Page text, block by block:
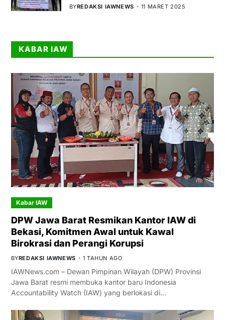
BYREDAKSI IAWNEWS 11 MARET 2025
KABAR IAW
Kabar IAW
DPW Jawa Barat Resmikan Kantor IAW di
Bekasi, Komitmen Awal untuk Kawal
Birokrasi dan Perangi Korupsi
BYREDAKSI IAWNEWS 1 TAHUN AGO
IAWNews.com – Dewan Pimpinan Wilayah (DPW) Provinsi
Jawa Barat resmi membuka kantor baru Indonesia
Accountability Watch (IAW) yang berlokasi di…